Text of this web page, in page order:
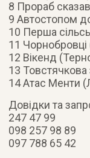
8 Прораб
9 Автостопом
10 Перша
11
12 Вікенд
13 Товстячкова
14 Атас Менти
Довідки та
247 47 99
098 257 98 89
097 788 65 42